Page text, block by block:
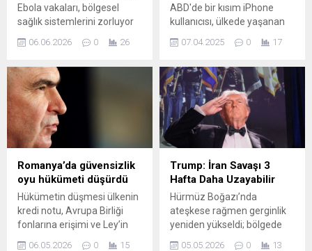
Ebola vakaları, bölgesel
sağlık sistemlerini zorluyor
açısından endişe yaratıyor.
yakın gelecekte vakaların 10
bin–20 bin aralığını
aşabileceğine işaret ediyor;
uzmanlar bu riske karşı
uyarıyor. 2014–2016 Batı
Afrika salgınıyla
karşılaştırmalar yapılıyor; o
dönemde on binlerce vaka
ve binlerce can kaybı...
06.06.2026 0 26
ABD'de bir kısım iPhone
kullanıcısı, ülkede yaşanan
Apple için boykot çağrısı
telefonlara geçiş kararı aldı.
07.04.2025 0 17
Romanya’da güvensizlik
oyu hükümeti düşürdü
Hükümetin düşmesi ülkenin
kredi notu, Avrupa Birliği
fonlarına erişimi ve Ley’in
06.05.2026 0 15
Trump: İran Savaşı 3
Hafta Daha Uzayabilir
Hürmüz Boğazı’nda
ateşkese rağmen gerginlik
yeniden yükseldi; bölgede
05.05.2026 0 13